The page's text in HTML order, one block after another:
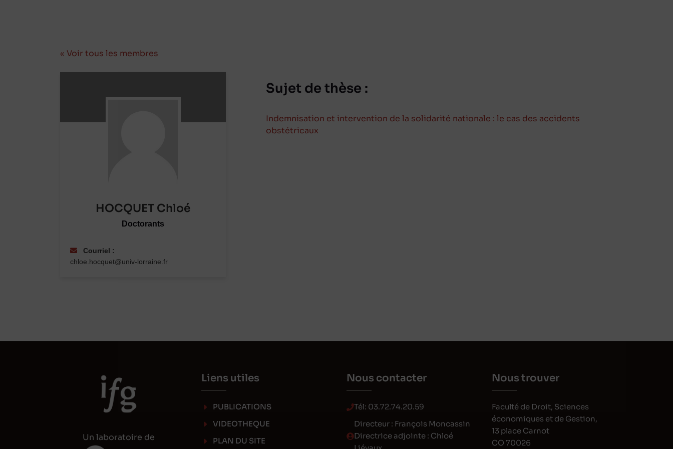
« Voir tous les membres
HOCQUET Chloé
Doctorants
Courriel :
chloe.hocquet@univ-lorraine.fr
Sujet de thèse :
Indemnisation et intervention de la solidarité nationale : le cas des accidents
obstétricaux
Un laboratoire de
Liens utiles
PUBLICATIONS
VIDEOTHEQUE
PLAN DU SITE
Nous contacter
Tél: 03.72.74.20.59
Directeur : François Moncassin
Directrice adjointe : Chloé
Nous trouver
Faculté de Droit, Sciences
économiques et de Gestion,
13 place Carnot
CO 70026